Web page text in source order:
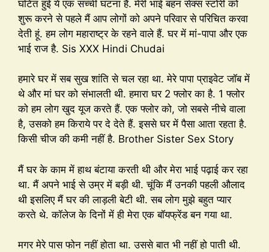
घटित हुई ये एक सच्ची घटना है. मेरी भाई बहन सेक्स स्टोरी को
शुरू करने से पहले मैं आप लोगों को अपने परिवार से परिचित करवा
देती हूं. हम लोग महाराष्ट्र के रहने वाले हैं. घर में मां-पापा और एक
भाई राज है. Sis XXX Hindi Chudai
हमारे घर में सब सुख शांति से चल रहा था. मेरे पापा प्राइवेट जॉब में
थे और मां घर को संभालती थी. हमारा घर 2 फ्लोर का है. 1 फ्लोर
को हम लोग खुद यूज करते हैं. एक फ्लोर को, जो सबसे नीचे वाला
है, उसको हम किराये पर दे देते हैं. इससे घर में पैसा आता रहता है.
किसी चीज की कमी नहीं है. Brother Sister Sex Story
मैं घर के काम में हाथ बंटाया करती थी और मेरा भाई पढ़ाई कर रहा
था. मैं अपने भाई से उम्र में बड़ी थी. चूंकि मैं उनकी पहली औलाद
थी इसलिए मैं घर की लाड़ली बेटी थी. सब लोग मुझे बहुत प्यार
करते थे. कॉलेज के दिनों में ही मेरा एक बॉयफ्रेंड बन गया था.
मगर मेरे पास फोन नहीं होता था. उससे बात भी नहीं हो पाती थी.